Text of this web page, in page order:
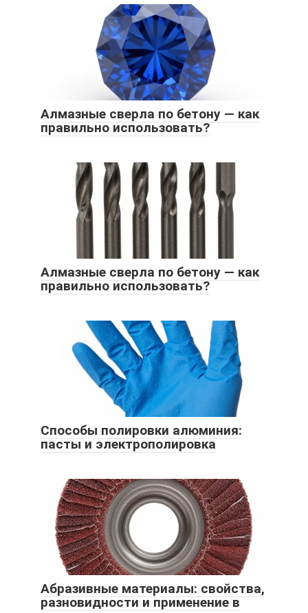
Алмазные сверла по бетону — как
правильно использовать?
Алмазные сверла по бетону — как
правильно использовать?
Способы полировки алюминия:
пасты и электрополировка
Абразивные материалы: свойства,
разновидности и применение в